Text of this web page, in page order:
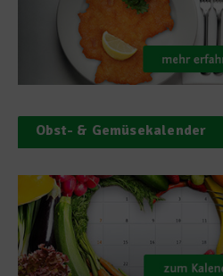
Obst- & Gemüsekalender